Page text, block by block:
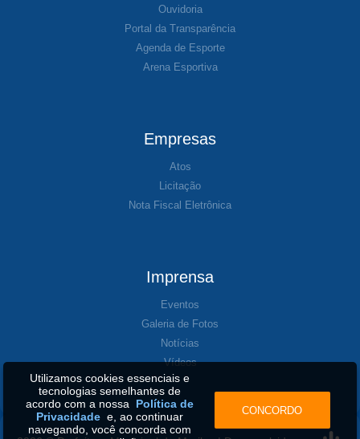
Ouvidoria
Portal da Transparência
Agenda de Esporte
Arena Esportiva
Empresas
Atos
Licitação
Nota Fiscal Eletrônica
Imprensa
Eventos
Galeria de Fotos
Notícias
Vídeos
Utilizamos cookies essenciais e
tecnologias semelhantes de
acordo com a nossa Política de
Privacidadee, ao continuar
navegando, você concorda com
CONCORDO